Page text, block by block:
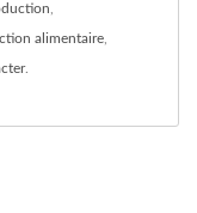
alimentaire
.